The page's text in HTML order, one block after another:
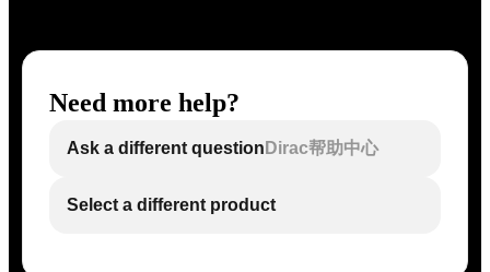
Need more help?
Ask a different question Dirac帮助中心
Select a different product